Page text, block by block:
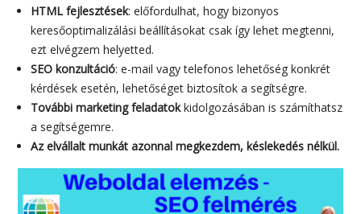
HTML fejlesztések: előfordulhat, hogy bizonyos
keresőoptimalizálási beállításokat csak így lehet megtenni,
ezt elvégzem helyetted.
SEO konzultáció: e-mail vagy telefonos lehetőség konkrét
kérdések esetén, lehetőséget biztosítok a segítségre.
További marketing feladatokkidolgozásában is számíthatsz
a segítségemre.
Az elvállalt munkát azonnal megkezdem, késlekedés nélkül.